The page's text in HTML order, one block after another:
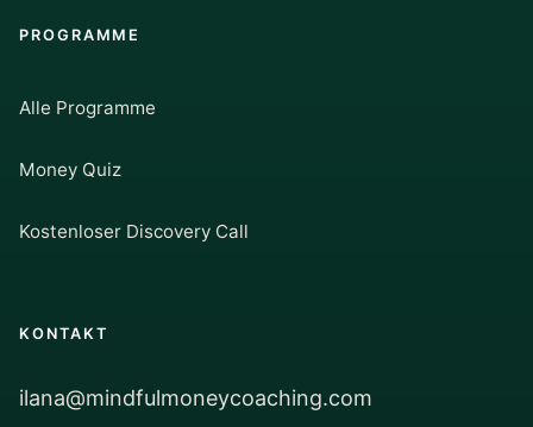
PROGRAMME
Alle Programme
Money Quiz
Kostenloser Discovery Call
KONTAKT
ilana@mindfulmoneycoaching.com